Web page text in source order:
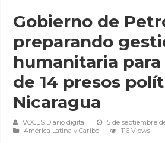
Gobierno de
preparando
humanitaria
de 14 presos
Nicaragua
VOCES Diario digital
5 de septiembre
América Latina y Caribe
116 Views